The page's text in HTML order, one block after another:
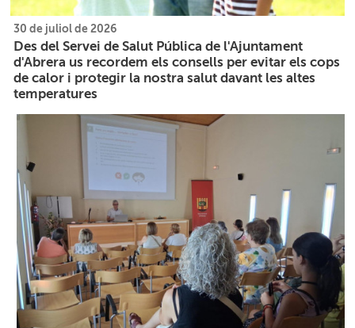
30 de juliol de 2026
Des del Servei de Salut Pública de l'Ajuntament
d'Abrera us recordem els consells per evitar els cops
de calor i protegir la nostra salut davant les altes
temperatures